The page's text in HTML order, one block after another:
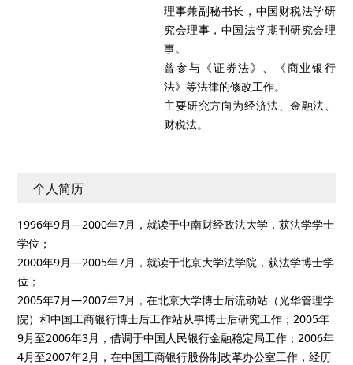
理事兼副秘书长，中国财税法学研
究会理事，中国法学期刊研究会理
事。
曾参与《证券法》、《商业银行
法》等法律的修改工作。
主要研究方向为经济法、金融法、
财税法。
个人简历
1996年9月—2000年7月，就读于中南财经政法大学，获法学学士
学位；
2000年9月—2005年7月，就读于北京大学法学院，获法学博士学
位；
2005年7月—2007年7月，在北京大学博士后流动站（光华管理学
院）和中国工商银行博士后工作站从事博士后研究工作；2005年
9月至2006年3月，借调于中国人民银行金融稳定局工作；2006年
4月至2007年2月，在中国工商银行股份制改革办公室工作，经历